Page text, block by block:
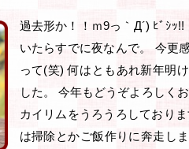
過去形か！！ｍ9っ｀Д´) ﾋﾞｼｯ
いたらすでに夜なんで。 今更
って(笑) 何はともあれ新年明
した。 今年もどうぞよろしく
カイリムをうろうろしており
は掃除とかご飯作りに奔走し